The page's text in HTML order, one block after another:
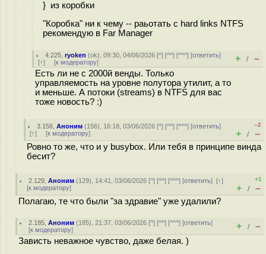
} из коробки
"Коробка" ни к чему -- раьотать с hard links NTFS
рекомендую в Far Manager
4.225 ,ryoken (ok), 09:30, 04/06/2026 [^] [^^] [^^^] [ответить]
[↑] [к модератору] + / –
Есть ли не с 2000й венды. Только
управляемость на уровне полутора утилит, а то
и меньше. А потоки (streams) в NTFS для вас
тоже новость? :)
3.156 ,Аноним (156), 16:18, 03/06/2026 [^] [^^] [^^^] [ответить]
[↑] [к модератору]
–2
+ / –
Ровно то же, что и у busybox. Или тебя в принципе винда
бесит?
2.129 ,Аноним (129), 14:41, 03/06/2026 [^] [^^] [^^^] [ответить][↑]
[к модератору]
+1
+ / –
Полагаю, те что были "за здравие" уже удалили?
2.185 ,Аноним (185), 21:37, 03/06/2026 [^] [^^] [^^^] [ответить]
[к модератору] + / –
Зависть неважное чувство, даже белая. )